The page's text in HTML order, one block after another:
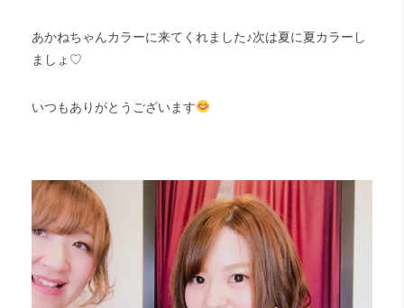
あかねちゃんカラーに来てくれました♪次は夏に夏カラーし
ましょ♡
いつもありがとうございます